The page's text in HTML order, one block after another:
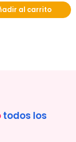
al carrito
todos los